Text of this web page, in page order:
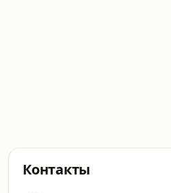
Контакты